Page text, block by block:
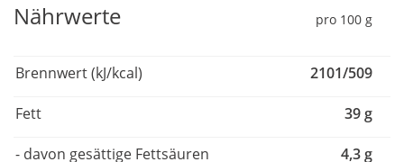
Nährwerte pro 100 g
Brennwert (kJ/kcal) 2101/509
Fett 39 g
- davon gesättige Fettsäuren 4,3 g